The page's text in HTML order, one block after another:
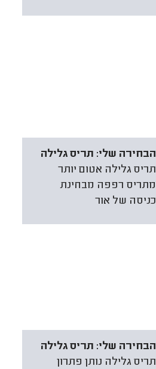
הבחירה שלי: תריס גלילה
תריס גלילה אטום יותר
מתריס רפפה מבחינת
כניסה של אור
הבחירה שלי: תריס גלילה
תריס גלילה נותן פתרון